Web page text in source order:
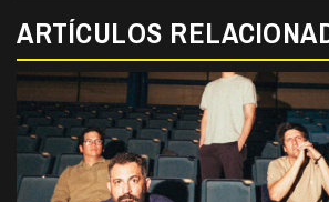
ARTÍCULOS